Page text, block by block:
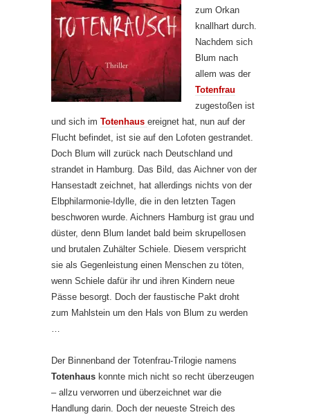
zum Orkan
knallhart durch.
Nachdem sich
Blum nach
allem was der
Totenfrau
zugestoßen ist
und sich im Totenhaus ereignet hat, nun auf der
Flucht befindet, ist sie auf den Lofoten gestrandet.
Doch Blum will zurück nach Deutschland und
strandet in Hamburg. Das Bild, das Aichner von der
Hansestadt zeichnet, hat allerdings nichts von der
Elbphilarmonie-Idylle, die in den letzten Tagen
beschworen wurde. Aichners Hamburg ist grau und
düster, denn Blum landet bald beim skrupellosen
und brutalen Zuhälter Schiele. Diesem verspricht
sie als Gegenleistung einen Menschen zu töten,
wenn Schiele dafür ihr und ihren Kindern neue
Pässe besorgt. Doch der faustische Pakt droht
zum Mahlstein um den Hals von Blum zu werden
…
Der Binnenband der Totenfrau-Trilogie namens
Totenhaus konnte mich nicht so recht überzeugen
– allzu verworren und überzeichnet war die
Handlung darin. Doch der neueste Streich des